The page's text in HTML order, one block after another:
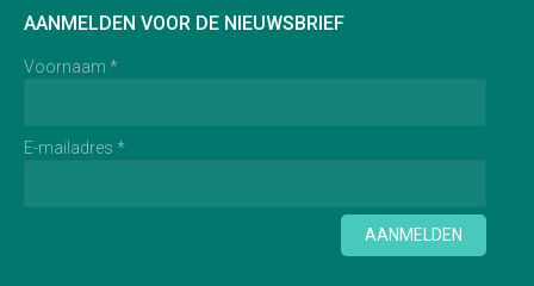
AANMELDEN VOOR DE NIEUWSBRIEF
Voornaam *
E-mailadres *